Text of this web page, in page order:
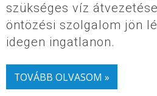
szükséges víz
öntözési szolgalom jön
idegen ingatlanon.
TOVÁBB OLVASOM »